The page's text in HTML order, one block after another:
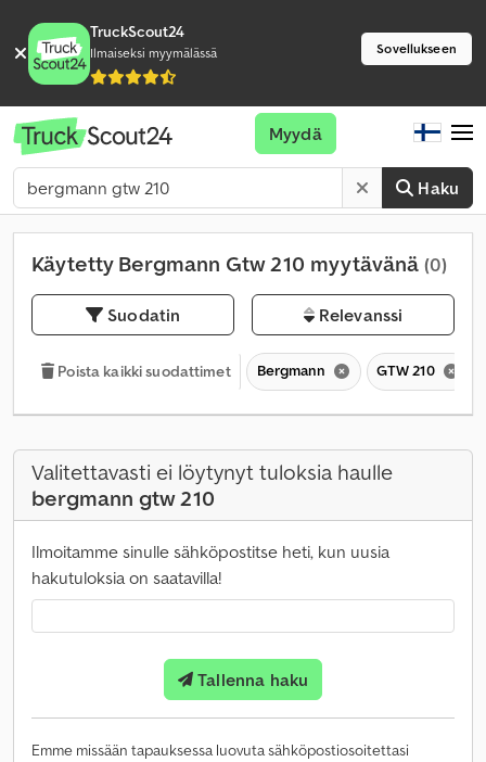
TruckScout24
Ilmaiseksi myymälässä Sovellukseen
Haku
Myydä
Käytetty Bergmann Gtw 210 myytävänä (0)
Suodatin Relevanssi
Poista kaikki suodattimet Bergmann GTW 210
Valitettavasti ei löytynyt tuloksia haulle
bergmann gtw 210
Ilmoitamme sinulle sähköpostitse heti, kun uusia
hakutuloksia on saatavilla!
Tallenna haku
Emme missään tapauksessa luovuta sähköpostiosoitettasi